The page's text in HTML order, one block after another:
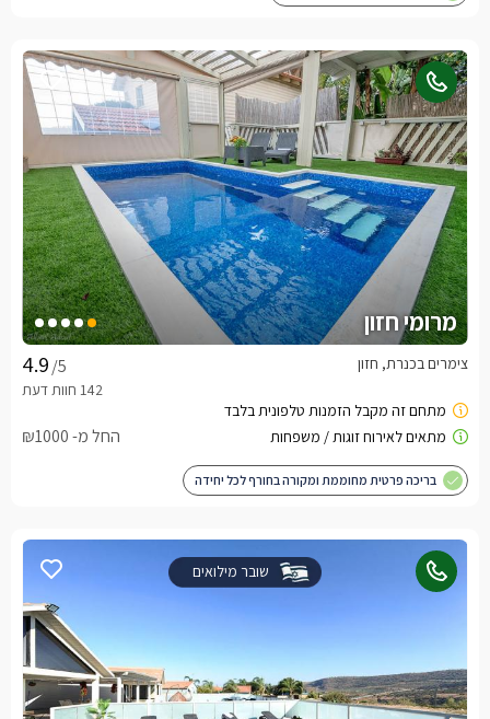
מרומי חזון
/5 צימרים בכנרת, חזון
החל מ- ₪1000
בריכה פרטית מחוממת ומקורה בחורף לכל יחידה
שובר מילואים